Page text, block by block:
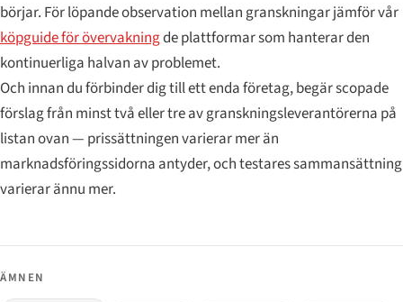
börjar. För löpande observation mellan granskningar jämför vår
köpguide för övervakningde plattformar som hanterar den
kontinuerliga halvan av problemet.
Och innan du förbinder dig till ett enda företag, begär scopade
förslag från minst två eller tre av granskningsleverantörerna på
listan ovan — prissättningen varierar mer än
marknadsföringssidorna antyder, och testares sammansättning
varierar ännu mer.
ÄMNEN